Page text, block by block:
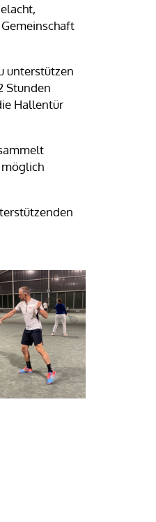
unterstützen
Stunden
Hallentür